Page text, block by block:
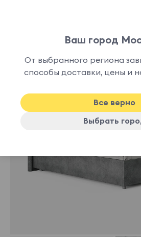
наличии
Ваш город
От выбранного региона
способы доставки, цены и
Все верно
Выбрать